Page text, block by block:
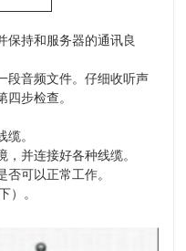
保持和服务器的通讯良
段音频文件。仔细收听声
步检查。
。
并连接好各种线缆。
否可以正常工作。
）。